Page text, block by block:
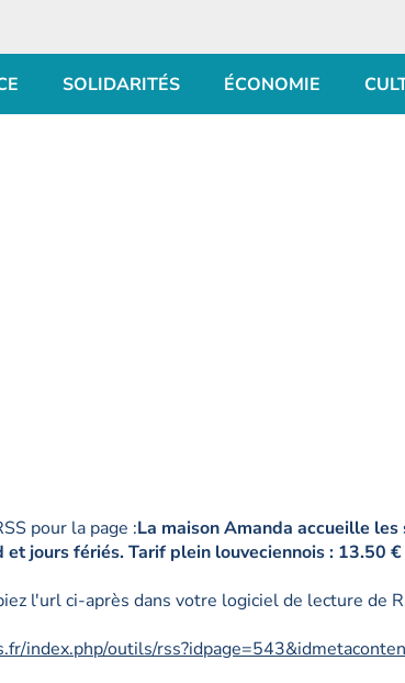
SOLIDARITÉS ÉCONOMIE
pour la page :La maison Amanda accueille
jours fériés. Tarif plein louveciennois : 13.50
l'url ci-après dans votre logiciel de lecture de
index.php/outils/